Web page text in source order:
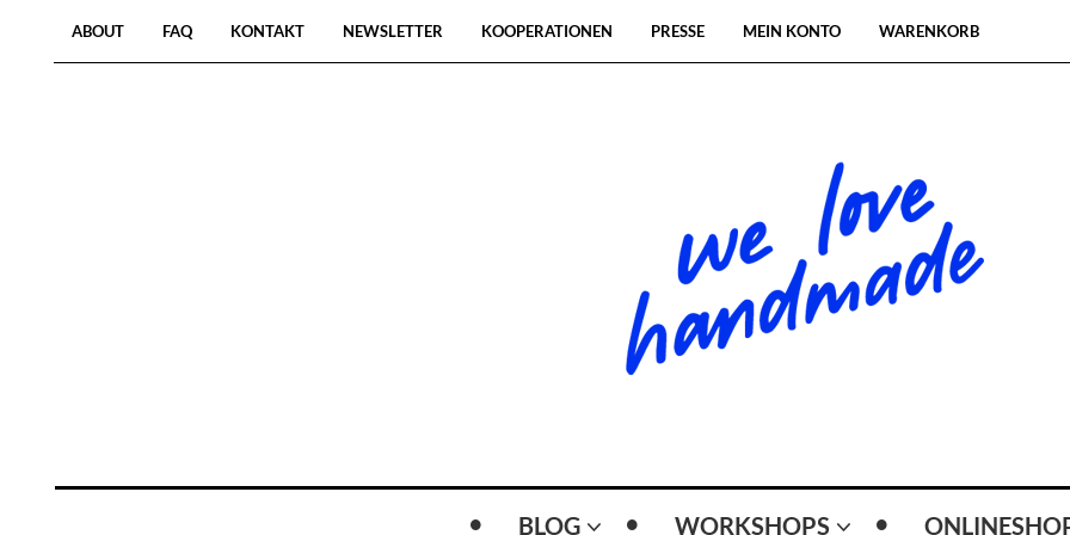
ABOUT FAQ KONTAKT NEWSLETTER KOOPERATIONEN PRESSE MEIN KONTO WARENKORB
BLOG WORKSHOPS